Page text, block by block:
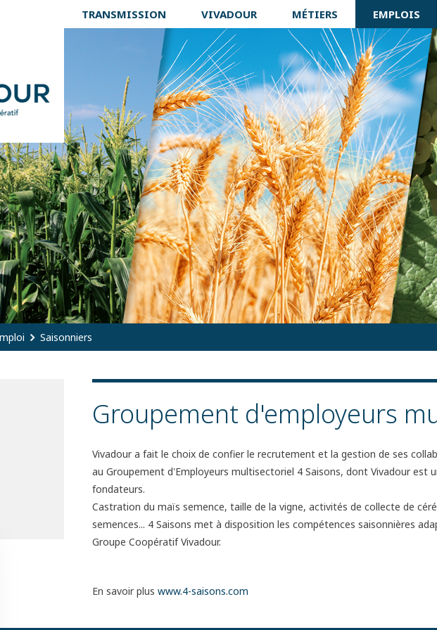
TRANSMISSION VIVADOUR MÉTIERS EMPLOIS
Saisonniers
Groupement d'employeurs
Vivadour a fait le choix de confier le recrutement et la gestion de ses
au Groupement d'Employeurs multisectoriel 4 Saisons, dont Vivadour est
fondateurs.
Castration du maïs semence, taille de la vigne, activités de collecte de
semences... 4 Saisons met à disposition les compétences saisonnières
Groupe Coopératif Vivadour.
En savoir plus www.4-saisons.com